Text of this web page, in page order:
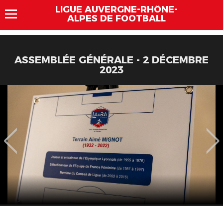
LIGUE AUVERGNE-RHÔNE-
ALPES DE FOOTBALL
ASSEMBLÉE GÉNÉRALE - 2 DÉCEMBRE
2023